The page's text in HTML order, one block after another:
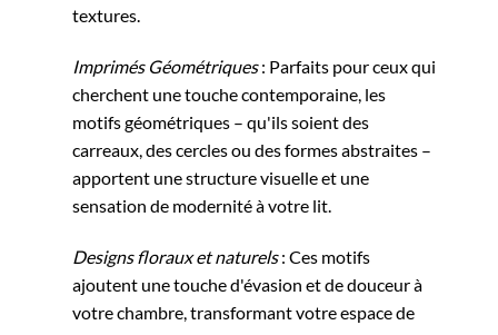
textures.
Imprimés Géométriques: Parfaits pour ceux qui
cherchent une touche contemporaine, les
motifs géométriques – qu'ils soient des
carreaux, des cercles ou des formes abstraites –
apportent une structure visuelle et une
sensation de modernité à votre lit.
Designs floraux et naturels: Ces motifs
ajoutent une touche d'évasion et de douceur à
votre chambre, transformant votre espace de